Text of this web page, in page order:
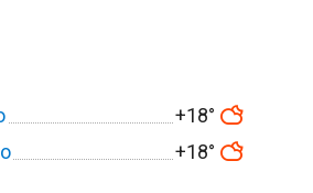
+18°
+18°